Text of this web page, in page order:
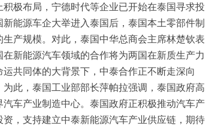
极布局，宁德时代等企业已开始在泰国寻求投
能源车企大举进入泰国后，泰国本土零部件制
产规模。对此，泰国中华总商会主席林楚钦表
新能源汽车领域的合作将为两国在新质生产力
共同体的大背景下，中泰合作正不断走深向
此，泰国工业部部长萍帕拉强调，泰国政府高
车产业制造中心。泰国政府正积极推动汽车产
，支持建立中泰新能源汽车产业供应链，期待